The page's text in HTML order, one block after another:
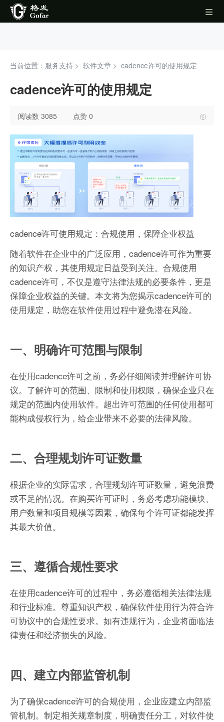
当前位置：服务支持 > 软件文章 > cadence许可的使用规定
cadence许可的使用规定
阅读数 3085 点赞 0
cadence许可使用规定：合规使用，保障企业权益
随着软件在企业中的广泛应用，cadence许可作为重要
的知识产权，其使用规定日益受到关注。合规使用
cadence许可，不仅是遵守法律法规的必要条件，更是
保障企业权益的关键。本文将为您揭示cadence许可的
使用规定，助您在软件使用过程中避免潜在风险。
一、明确许可范围与限制
在使用cadence许可之前，务必仔细阅读并理解许可协
议。了解许可的范围、限制和使用权限，确保企业只在
规定的范围内使用软件。超出许可范围的任何使用都可
能构成侵权行为，给企业带来不必要的法律风险。
二、合理规划许可证数量
根据企业的实际需求，合理规划许可证数量，避免浪费
或不足的情况。在购买许可证时，务必考虑功能模块、
用户数量和项目规模等因素，确保每个许可证都能发挥
其最大价值。
三、遵循合规性要求
在使用cadence许可的过程中，务必遵循相关法律法规
和行业标准。尊重知识产权，确保软件使用行为符合许
可协议中的合规性要求。如有违规行为，企业将面临法
律责任和经济损失的风险。
四、建立内部监管机制
为了确保cadence许可的合规使用，企业应建立内部监
管机制。制定相关规章制度，明确责任分工，对软件使